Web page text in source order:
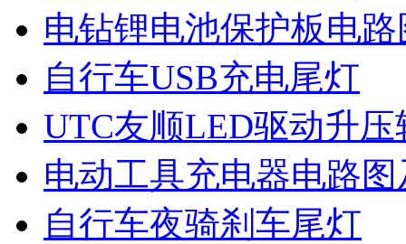
电钻锂电池保护板电路
自行车USB充电尾灯
UTC友顺LED驱动升压
电动工具充电器电路
自行车夜骑刹车尾灯